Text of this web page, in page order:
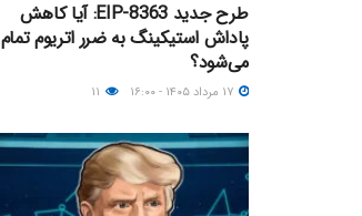
طرح جدید EIP-8363: آیا کاهش
پاداش استیکینگ به ضرر اتریوم تمام
می‌شود؟